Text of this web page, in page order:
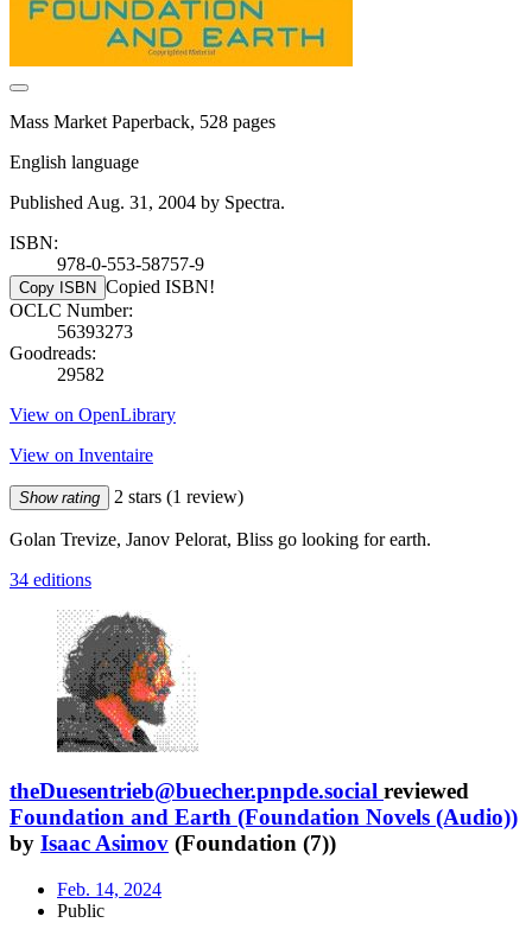
Mass Market Paperback, 528 pages
English language
Published Aug. 31, 2004 by Spectra.
ISBN:
978-0-553-58757-9
Copy ISBN Copied ISBN!
OCLC Number:
56393273
Goodreads:
29582
View on OpenLibrary
View on Inventaire
Show rating 2 stars (1 review)
Golan Trevize, Janov Pelorat, Bliss go looking for earth.
34 editions
theDuesentrieb@buecher.pnpde.social reviewed
Foundation and Earth (Foundation Novels (Audio))
by Isaac Asimov (Foundation (7))
Feb. 14, 2024
Public